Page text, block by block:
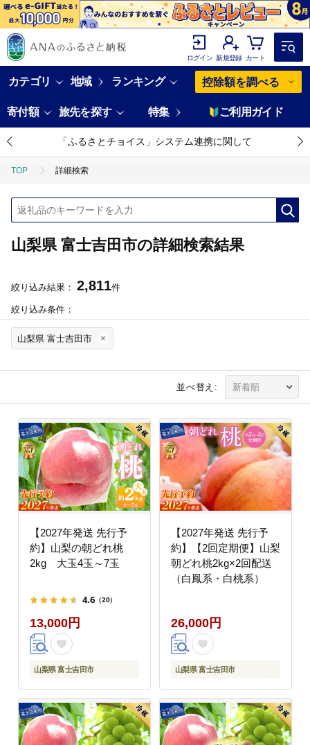
ログイン 新規登録 カート
カテゴリ 地域 ランキング 控除額を調べる
寄付額 旅先を探す 特集 ご利用ガイド
「ふるさとチョイス」システム連携に関して
TOP 詳細検索
山梨県 富士吉田市の詳細検索結果
絞り込み結果： 2,811件
絞り込み条件：
山梨県 富士吉田市
並べ替え:
【2027年発送 先行予
約】山梨の朝どれ桃
2kg 大玉4玉～7玉
4.6 （20）
13,000円
山梨県 富士吉田市
【2027年発送 先行予
約】【2回定期便】山梨
朝どれ桃2kg×2回配送
（白鳳系・白桃系）
26,000円
山梨県 富士吉田市